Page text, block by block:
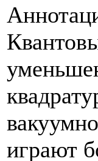
играют